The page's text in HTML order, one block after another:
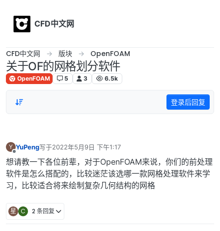
CFD中文网
CFD中文网 版块 OpenFOAM
关于OF的网格划分软件
OpenFOAM 5 3 6.5k
登录后回复
Y
离线
YuPeng写于2022年5月9日 下午1:17
最后由 编辑
想请教一下各位前辈，对于OpenFOAM来说，你们的前处理
软件是怎么搭配的，比较迷茫该选哪一款网格处理软件来学
习，比较适合将来绘制复杂几何结构的网格
星 C 2 条回复